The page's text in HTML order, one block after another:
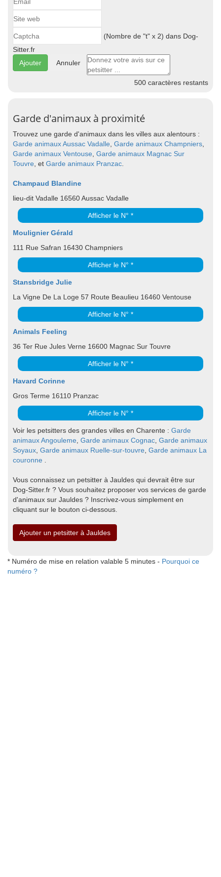
(Nombre de "t" x 2) dans Dog-
Sitter.fr
Annuler
500 caractères restants
Garde d'animaux à proximité
Trouvez une garde d'animaux dans les villes aux alentours :
Garde animaux Aussac Vadalle Garde animaux Champniers
Garde animaux Ventouse Garde animaux Magnac Sur
Touvre , et Garde animaux Pranzac
Champaud Blandine
lieu-dit Vadalle 16560 Aussac Vadalle
Afficher le N° *
Moulignier Gérald
111 Rue Safran 16430 Champniers
Afficher le N° *
Stansbridge Julie
La Vigne De La Loge 57 Route Beaulieu 16460 Ventouse
Afficher le N° *
Animals Feeling
36 Ter Rue Jules Verne 16600 Magnac Sur Touvre
Afficher le N° *
Havard Corinne
Gros Terme 16110 Pranzac
Afficher le N° *
Voir les petsitters des grandes villes en Charente : Garde
animaux Angouleme Garde animaux Cognac Garde animaux
Soyaux Garde animaux Ruelle-sur-touvre Garde animaux La
couronne
Vous connaissez un petsitter à Jauldes qui devrait être sur
Dog-Sitter.fr ? Vous souhaitez proposer vos services de garde
d'animaux sur Jauldes ? Inscrivez-vous simplement en
cliquant sur le bouton ci-dessous.
Ajouter un petsitter à Jauldes
* Numéro de mise en relation valable 5 minutes - Pourquoi ce
numéro ?